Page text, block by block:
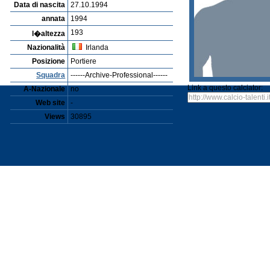
Data di nascita
27.10.1994
annata
1994
l�altezza
193
Nazionalità
Irlanda
Posizione
Portiere
Squadra
------Archive-Professional------
A-Nazionale
no
Web site
-
Views
30895
Link a questo calciator: